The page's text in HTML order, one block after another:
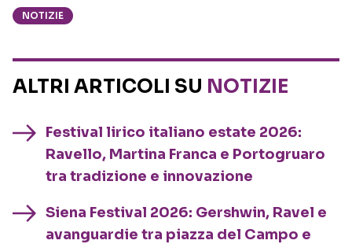
NOTIZIE
ALTRI ARTICOLI SU NOTIZIE
Festival lirico italiano estate 2026:
Ravello, Martina Franca e Portogruaro
tra tradizione e innovazione
Siena Festival 2026: Gershwin, Ravel e
avanguardie tra piazza del Campo e